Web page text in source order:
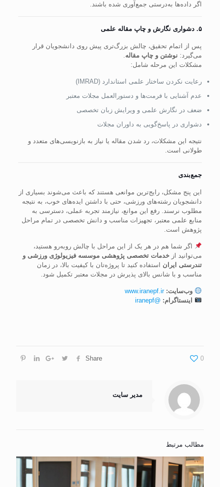
اگر داده‌ها به‌درستی جمع‌آوری شده باشند.
۵. دشواری نگارش و چاپ مقاله علمی
پس از اتمام تحقیق، چالش بزرگ‌تری پیش روی دانشجویان قرار
می‌گیرد: نوشتن و چاپ مقاله
مشکلات این مرحله شامل:
رعایت نکردن ساختار علمی استاندارد (IMRAD)
عدم آشنایی با فرمت‌ها و دستورالعمل مجلات معتبر
ضعف در نگارش علمی و ویرایش زبان تخصصی
دشواری در پاسخ‌گویی به داوران مجلات
نتیجه این مشکلات، رد شدن مقاله یا نیاز به بازنویسی‌های متعدد و
طولانی است.
جمع‌بندی
این پنج مشکل، رایج‌ترین موانعی هستند که باعث می‌شوند بسیاری از
دانشجویان رشته‌های ورزشی، حتی با داشتن ایده‌های خوب، به نتیجه
مطلوب نرسند. رفع این موانع، نیازمند تجربه عملی، دسترسی به
منابع علمی معتبر، تجهیزات مناسب و دانش تخصصی در تمام مراحل
پژوهش است.
اگر شما هم در هر یک از این مراحل با چالش روبه‌رو هستید،
می‌توانید از خدمات تخصصی پژوهشی موسسه فیزیولوژی ورزشی و
تندرستی ایران
استفاده کنید تا پروژه‌تان با کیفیت بالا، در زمان
مناسب و با شانس بالای پذیرش در مجلات معتبر تکمیل شود.
وب‌سایت: www.iranepf.ir
اینستاگرام: @iranepf
Share 0
مدیر سایت
مطالب مرتبط